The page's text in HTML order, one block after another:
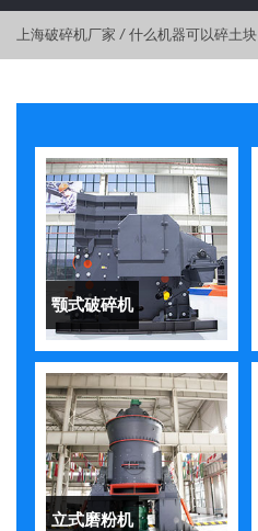
上海破碎机厂家 / 什么机器可以碎土块
颚式破碎机
立式磨粉机